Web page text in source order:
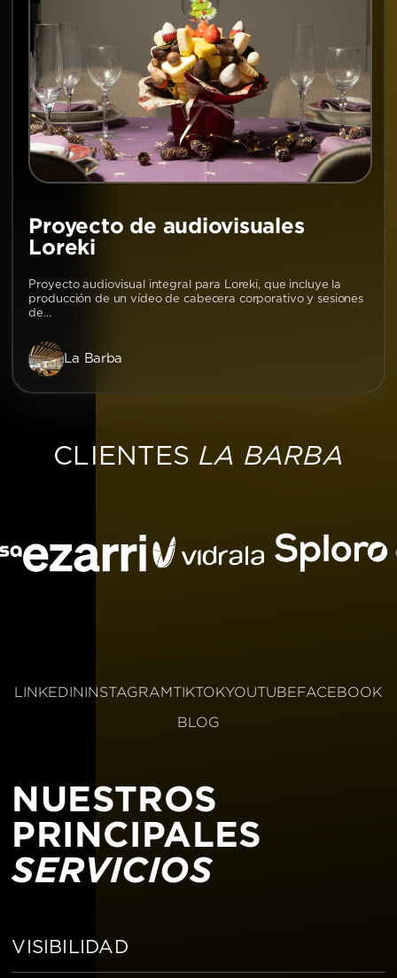
Proyecto de audiovisuales
Loreki
Proyecto audiovisual integral para Loreki, que incluye la
producción de un vídeo de cabecera corporativo y sesiones
de…
La Barba
CLIENTES LA BARBA
NUESTROS
PRINCIPALES
SERVICIOS
LINKEDININSTAGRAMTIKTOKYOUTUBEFACEBOOK
BLOG
VISIBILIDAD